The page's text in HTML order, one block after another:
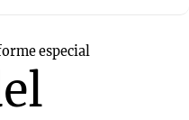
especial